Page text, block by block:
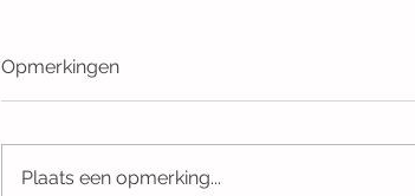
Opmerkingen
Plaats een opmerking...